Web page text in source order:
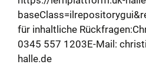
für inhaltliche
0345 557 1203E-Mail:
halle.de